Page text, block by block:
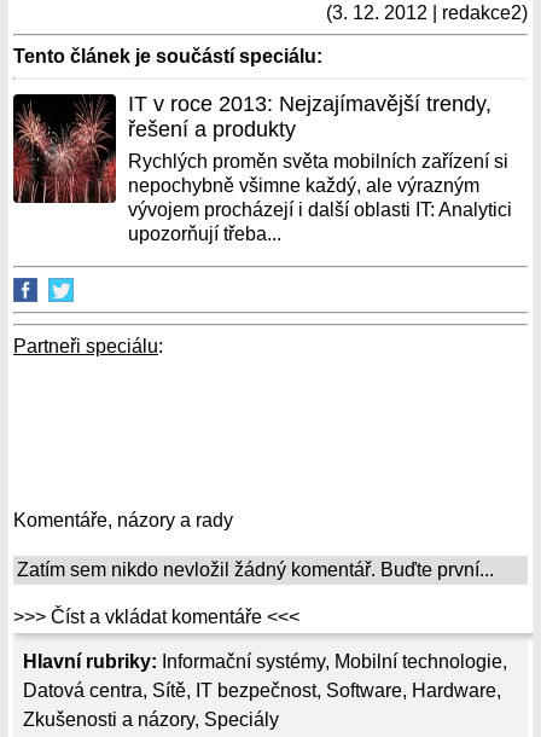
Hlavní rubriky: Informační systémy, Mobilní technologie,
Datová centra, Sítě, IT bezpečnost, Software, Hardware,
Zkušenosti a názory, Speciály
(3. 12. 2012 | redakce2)
Tento článek je součástí speciálu:
IT v roce 2013: Nejzajímavější trendy,
řešení a produkty
Rychlých proměn světa mobilních zařízení si
nepochybně všimne každý, ale výrazným
vývojem procházejí i další oblasti IT: Analytici
upozorňují třeba...
Partneři speciálu:
Komentáře, názory a rady
Zatím sem nikdo nevložil žádný komentář. Buďte první...
>>> Číst a vkládat komentáře <<<